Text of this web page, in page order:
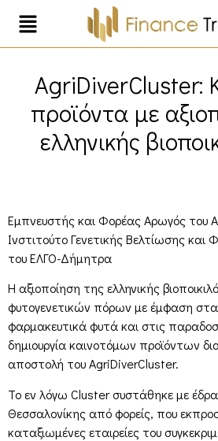
AgriDiverCluster:
προϊόντα με
ελληνικής
Εμπνευστής και Φορέας Αρωγός του
Ινστιτούτο Γενετικής Βελτίωσης
του ΕΛΓΟ-Δήμητρα
Η αξιοποίηση της ελληνικής
φυτογενετικών πόρων με έμφαση
φαρμακευτικά φυτά και στις
δημιουργία καινοτόμων προϊόντων
αποστολή του AgriDiverCluster.
Το εν λόγω Cluster συστάθηκε με
Θεσσαλονίκης από φορείς, που
καταξιωμένες εταιρείες του